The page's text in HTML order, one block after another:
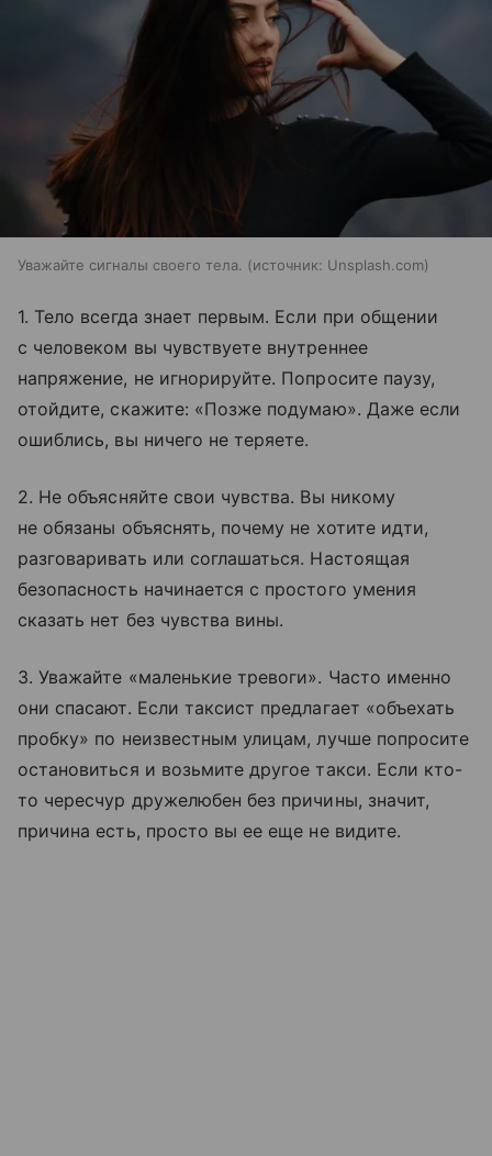
Уважайте сигналы своего тела. источник: Unsplash.com
1. Тело всегда знает первым. Если при общении
с человеком вы чувствуете внутреннее
напряжение, не игнорируйте. Попросите паузу,
отойдите, скажите: «Позже подумаю». Даже если
ошиблись, вы ничего не теряете.
2. Не объясняйте свои чувства. Вы никому
не обязаны объяснять, почему не хотите идти,
разговаривать или соглашаться. Настоящая
безопасность начинается с простого умения
сказать нет без чувства вины.
3. Уважайте «маленькие тревоги». Часто именно
они спасают. Если таксист предлагает «объехать
пробку» по неизвестным улицам, лучше попросите
остановиться и возьмите другое такси. Если кто-
то чересчур дружелюбен без причины, значит,
причина есть, просто вы ее еще не видите.